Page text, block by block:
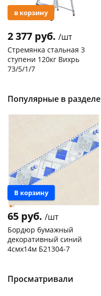
в корзину
2 377 руб. /шт
Стремянка стальная 3
ступени 120кг Вихрь
73/5/1/7
Популярные в разделе
В корзину
65 руб. /шт
Бордюр бумажный
декоративный синий
4смх14м Б21304-7
Просматривали